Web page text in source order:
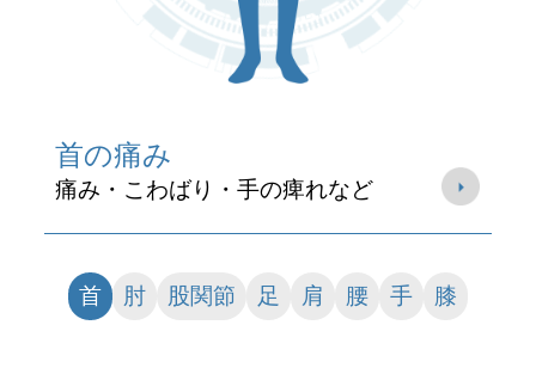
首の痛み
痛み・こわばり・手の痺れなど
首 肘 股関節 足 肩 腰 手 膝